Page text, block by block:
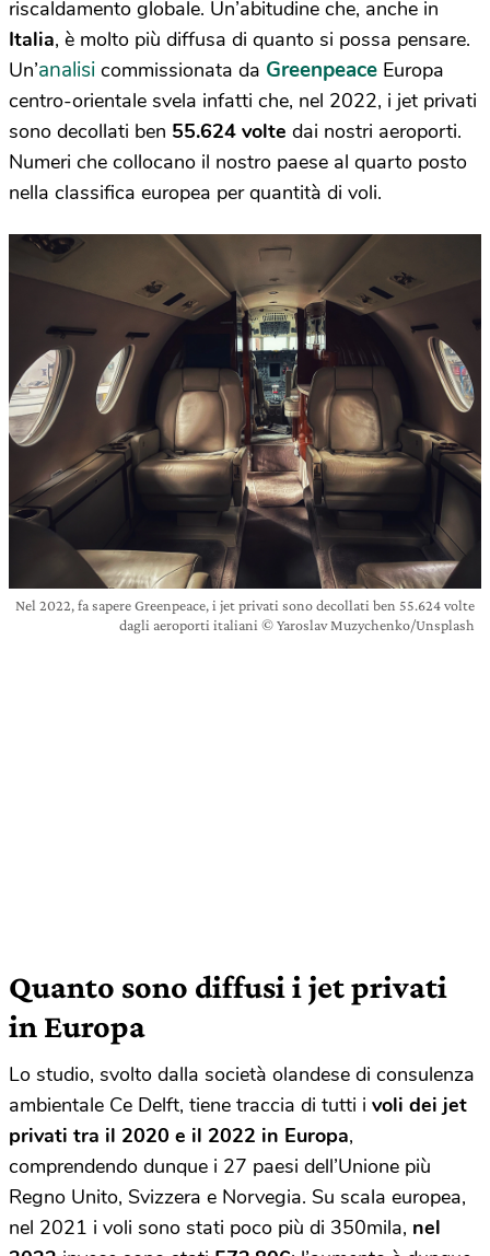
riscaldamento globale. Un’abitudine che, anche in
Italia, è molto più diffusa di quanto si possa pensare.
Un’analisi commissionata da Greenpeace Europa
centro-orientale svela infatti che, nel 2022, i jet privati
sono decollati ben 55.624 volte dai nostri aeroporti.
Numeri che collocano il nostro paese al quarto posto
nella classifica europea per quantità di voli.
Nel 2022, fa sapere Greenpeace, i jet privati sono decollati ben 55.624 volte
dagli aeroporti italiani © Yaroslav Muzychenko/Unsplash
Quanto sono diffusi i jet privati
in Europa
Lo studio, svolto dalla società olandese di consulenza
ambientale Ce Delft, tiene traccia di tutti i voli dei jet
privati tra il 2020 e il 2022 in Europa,
comprendendo dunque i 27 paesi dell’Unione più
Regno Unito, Svizzera e Norvegia. Su scala europea,
nel 2021 i voli sono stati poco più di 350mila, nel